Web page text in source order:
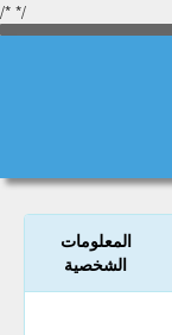
/* */
المعلومات
الشخصية